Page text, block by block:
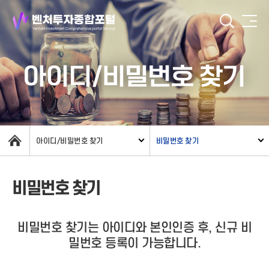
아이디/비밀번호 찾기
아이디/비밀번호 찾기 비밀번호 찾기
비밀번호 찾기
비밀번호 찾기는 아이디와 본인인증 후, 신규 비
밀번호 등록이 가능합니다.